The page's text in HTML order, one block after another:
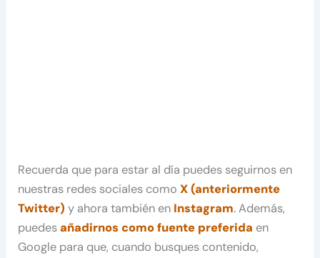
Recuerda que para estar al día puedes seguirnos en
nuestras redes sociales comoX (anteriormente
Twitter) y ahora también en Instagram. Además,
puedesañadirnos como fuente preferida en
Google para que, cuando busques contenido,